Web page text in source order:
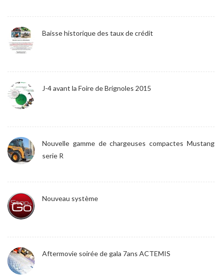
Baisse historique des taux de crédit
J-4 avant la Foire de Brignoles 2015
Nouvelle gamme de chargeuses compactes Mustang
serie R
Nouveau système
Aftermovie soirée de gala 7ans ACTEMIS